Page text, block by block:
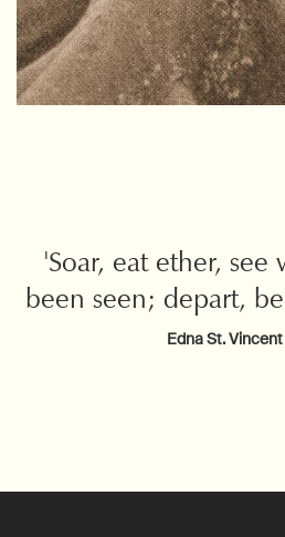
'Soar, eat ether, see
been seen; depart,
Edna St.